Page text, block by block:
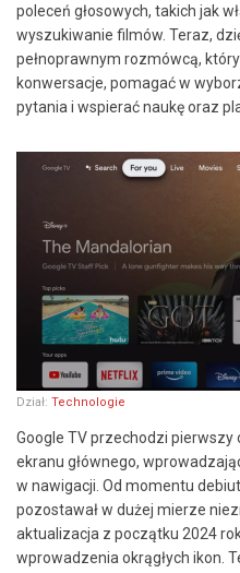
poleceń głosowych, takich jak
wyszukiwanie filmów. Teraz,
pełnoprawnym rozmówcą,
konwersacje, pomagać w
pytania i wspierać naukę oraz
Dział: Technologie
Google TV przechodzi
ekranu głównego,
w nawigacji. Od momentu
pozostawał w dużej mierze
aktualizacja z początku 2024
wprowadzenia okrągłych ikon.